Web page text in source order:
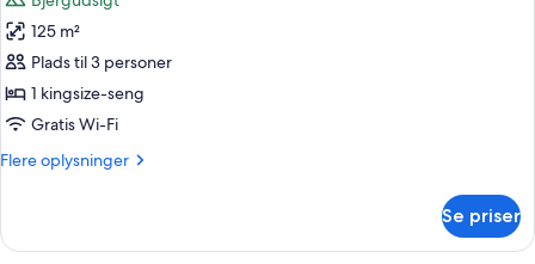
billeder
af
Suite
(Miro)
125 m²
Plads til 3 personer
1 kingsize-seng
Gratis Wi-Fi
Flere oplysninger
Flere
(Miro)
Se priser